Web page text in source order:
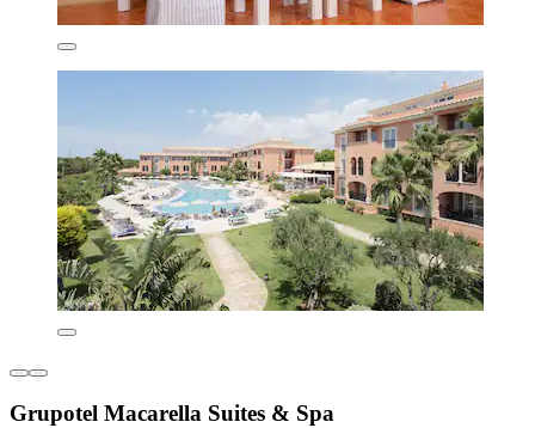
Grupotel Macarella Suites & Spa